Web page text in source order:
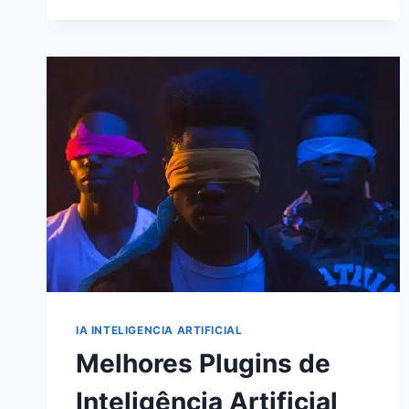
EM
2024:
ESTRATÉGIAS
O
SUCESSO
IA INTELIGENCIA ARTIFICIAL
Melhores Plugins de
Inteligência Artificial